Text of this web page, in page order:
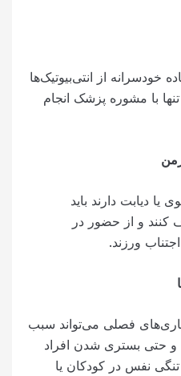
خودسرانه از انتی‌بیوتیک‌ها
با مشوره پزشک انجام
دیابت دارند باید
و از حضور در
ورزند.
فصلی می‌تواند سبب
حتی بستری شدن افراد
نفس در کودکان یا